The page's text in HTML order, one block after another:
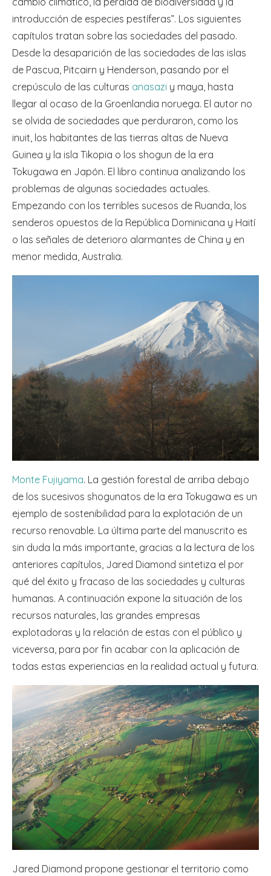
introducción de especies pestíferas”. Los siguientes
capítulos tratan sobre las sociedades del pasado.
Desde la desaparición de las sociedades de las islas
de Pascua, Pitcairn y Henderson, pasando por el
crepúsculo de las culturas anasazi y maya, hasta
llegar al ocaso de la Groenlandia noruega. El autor no
se olvida de sociedades que perduraron, como los
inuit, los habitantes de las tierras altas de Nueva
Guinea y la isla Tikopia o los shogun de la era
Tokugawa en Japón. El libro continua analizando los
problemas de algunas sociedades actuales.
Empezando con los terribles sucesos de Ruanda, los
senderos opuestos de la República Dominicana y Haití
o las señales de deterioro alarmantes de China y en
menor medida, Australia.
Monte Fujiyama. La gestión forestal de arriba debajo
de los sucesivos shogunatos de la era Tokugawa es un
ejemplo de sostenibilidad para la explotación de un
recurso renovable. La última parte del manuscrito es
sin duda la más importante, gracias a la lectura de los
anteriores capítulos, Jared Diamond sintetiza el por
qué del éxito y fracaso de las sociedades y culturas
humanas. A continuación expone la situación de los
recursos naturales, las grandes empresas
explotadoras y la relación de estas con el público y
viceversa, para por fin acabar con la aplicación de
todas estas experiencias en la realidad actual y futura.
Jared Diamond propone gestionar el territorio como